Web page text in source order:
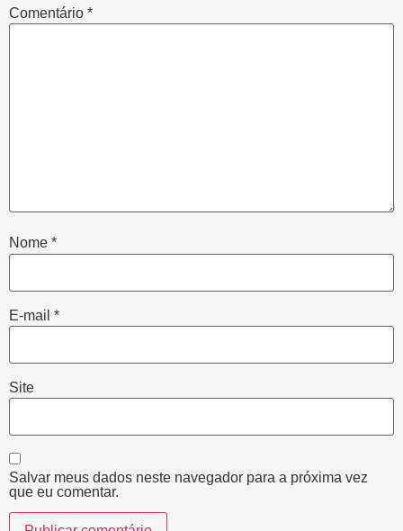
Comentário *
Nome *
E-mail *
Site
Salvar meus dados neste navegador para a próxima vez
que eu comentar.